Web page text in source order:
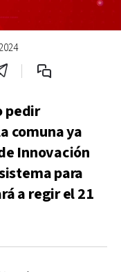
pedir
comuna ya
Innovación
para
a regir el 21